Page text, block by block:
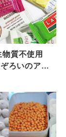
質不使用
ろいのアメ
ジー・バ